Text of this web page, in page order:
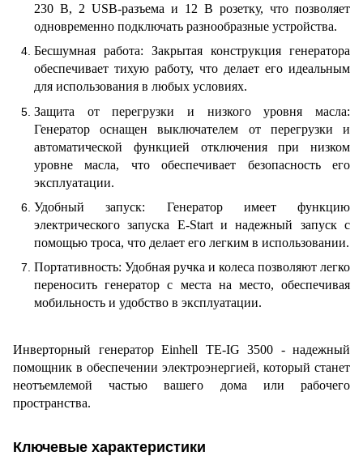
230 В, 2 USB-разъема и 12 В розетку, что позволяет
одновременно подключать разнообразные устройства.
Бесшумная работа: Закрытая конструкция генератора
обеспечивает тихую работу, что делает его идеальным
для использования в любых условиях.
Защита от перегрузки и низкого уровня масла:
Генератор оснащен выключателем от перегрузки и
автоматической функцией отключения при низком
уровне масла, что обеспечивает безопасность его
эксплуатации.
Удобный запуск: Генератор имеет функцию
электрического запуска E-Start и надежный запуск с
помощью троса, что делает его легким в использовании.
Портативность: Удобная ручка и колеса позволяют легко
переносить генератор с места на место, обеспечивая
мобильность и удобство в эксплуатации.
Инверторный генератор Einhell TE-IG 3500 - надежный
помощник в обеспечении электроэнергией, который станет
неотъемлемой частью вашего дома или рабочего
пространства.
Ключевые характеристики